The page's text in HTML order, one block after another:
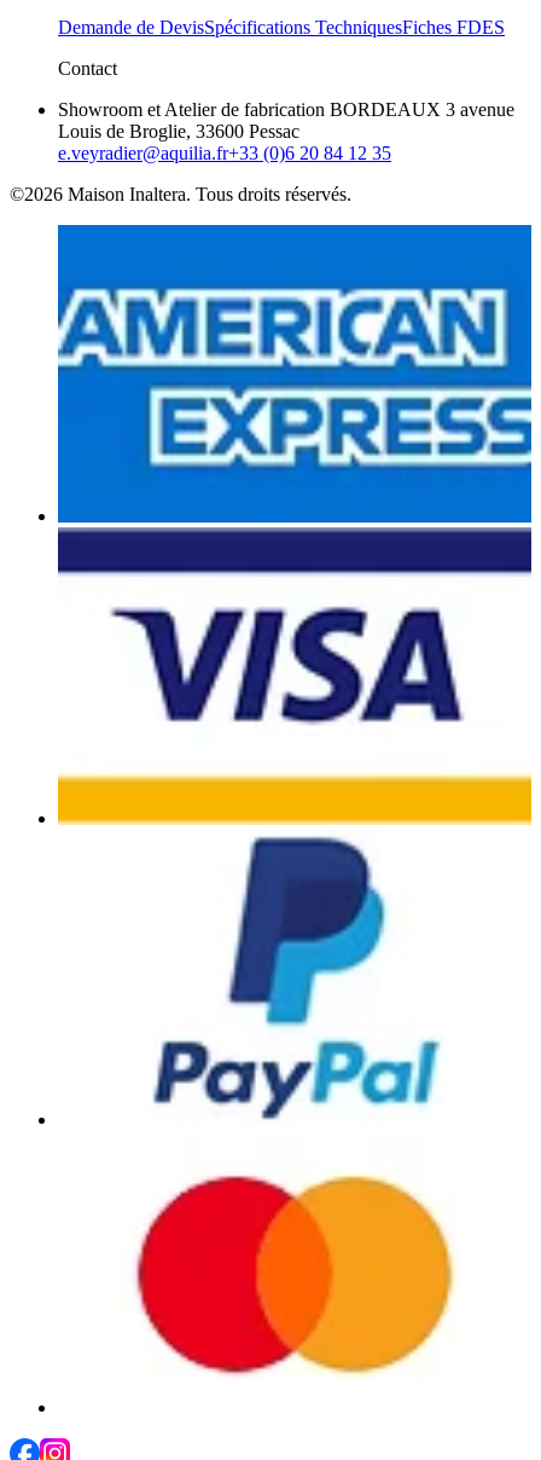
Demande de DevisSpécifications TechniquesFiches FDES
Contact
Showroom et Atelier de fabrication BORDEAUX 3 avenue
Louis de Broglie, 33600 Pessac
e.veyradier@aquilia.fr+33 (0)6 20 84 12 35
©2026 Maison Inaltera. Tous droits réservés.